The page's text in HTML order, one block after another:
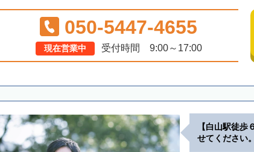
050-5447-4655
現在営業中 受付時間 9:00～17:00
【白山駅徒
せてください。